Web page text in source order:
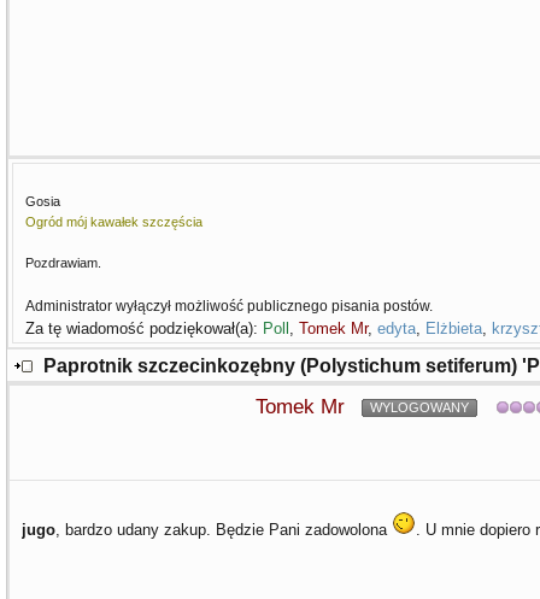
Gosia
Ogród mój kawałek szczęścia
Pozdrawiam.
Administrator wyłączył możliwość publicznego pisania postów.
Za tę wiadomość podziękował(a): Poll , Tomek Mr, edyta, Elżbieta,
Paprotnik szczecinkozębny (Polystichum setiferum)
Tomek Mr WYLOGOWANY
jugo , bardzo udany zakup. Będzie Pani zadowolona . U mnie dopiero